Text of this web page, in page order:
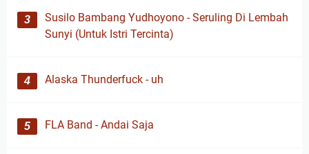
Susilo Bambang Yudhoyono - Seruling Di Lembah
Sunyi (Untuk Istri Tercinta)
Alaska Thunderfuck - uh
FLA Band - Andai Saja